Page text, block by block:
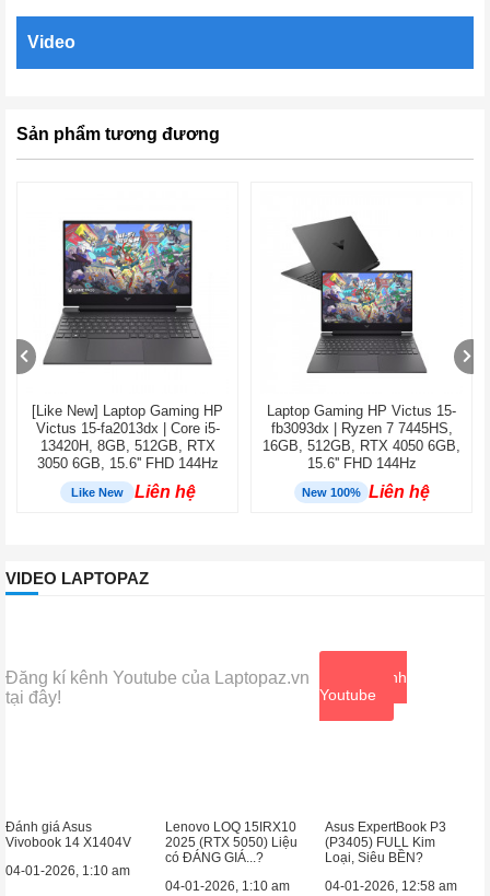
Video
Sản phẩm tương đương
[Like New] Laptop Gaming HP
Victus 15-fa2013dx | Core i5-
13420H, 8GB, 512GB, RTX
3050 6GB, 15.6'' FHD 144Hz
Like New Liên hệ
Laptop Gaming HP Victus 15-
fb3093dx | Ryzen 7 7445HS,
16GB, 512GB, RTX 4050 6GB,
15.6'' FHD 144Hz
New 100% Liên hệ
VIDEO LAPTOPAZ
Đăng kí kênh Youtube của Laptopaz.vn
tại đây!
Xem kênh
Youtube
Đánh giá Asus
Vivobook 14 X1404V
04-01-2026, 1:10 am
Lenovo LOQ 15IRX10
2025 (RTX 5050) Liệu
có ĐÁNG GIÁ...?
04-01-2026, 1:10 am
Asus ExpertBook P3
(P3405) FULL Kim
Loại, Siêu BỀN?
04-01-2026, 12:58 am